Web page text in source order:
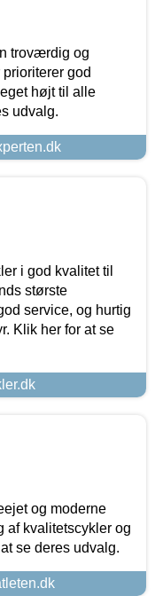
troværdig og
god
højt til alle
udvalg.
i god kvalitet til
største
service, og hurtig
Klik her for at se
og moderne
af kvalitetscykler og
se deres udvalg.